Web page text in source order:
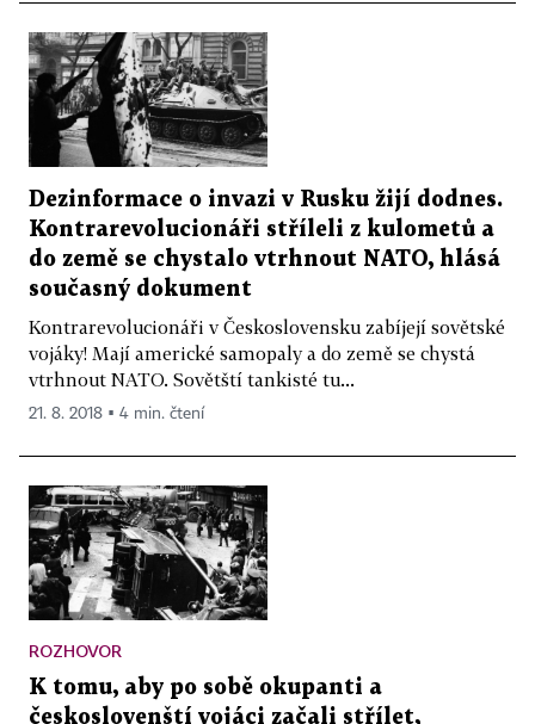
Dezinformace o invazi v Rusku žijí dodnes.
Kontrarevolucionáři stříleli z kulometů a
do země se chystalo vtrhnout NATO, hlásá
současný dokument
Kontrarevolucionáři v Československu zabíjejí sovětské
vojáky! Mají americké samopaly a do země se chystá
vtrhnout NATO. Sovětští tankisté tu...
21. 8. 2018 ▪ 4 min. čtení
ROZHOVOR
K tomu, aby po sobě okupanti a
českoslovenští vojáci začali střílet,